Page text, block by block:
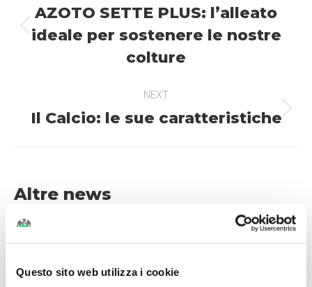
Questo sito web utilizza i cookie
navigation
Previous
post:
AZOTO SETTE PLUS: l’alleato
ideale per sostenere le nostre
colture
NEXT
Next
Il Calcio: le sue caratteristiche
Altre news
Lepidotteri fitofagi: intervenire al
8 Luglio 2026